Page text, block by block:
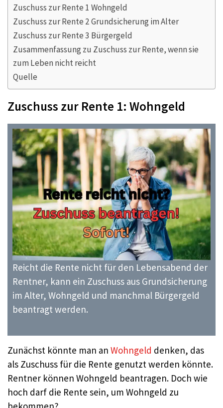
Zuschuss zur Rente 1 Wohngeld
Zuschuss zur Rente 2 Grundsicherung im Alter
Zuschuss zur Rente 3 Bürgergeld
Zusammenfassung zu Zuschuss zur Rente, wenn sie
zum Leben nicht reicht
Quelle
Zuschuss zur Rente 1: Wohngeld
Reicht die Rente nicht für den Lebensabend der
Rentner, kann ein Zuschuss aus Grundsicherung
im Alter, Wohngeld und manchmal Bürgergeld
beantragt werden.
Zunächst könnte man an Wohngeld denken, das
als Zuschuss für die Rente genutzt werden könnte.
Rentner können Wohngeld beantragen. Doch wie
hoch darf die Rente sein, um Wohngeld zu